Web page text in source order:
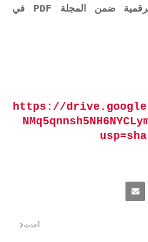
لتحميل المقال بصيغته الرقمية ضمن المجلة PDF في
https://
أحدث